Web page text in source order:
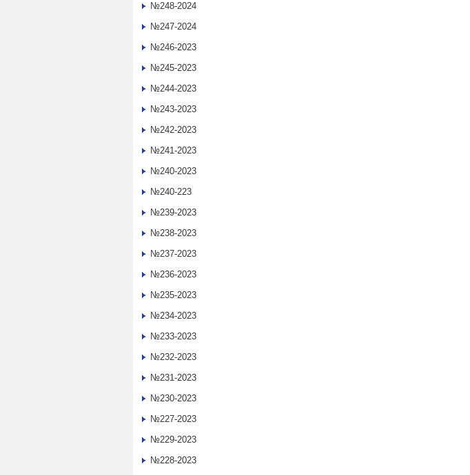
№248-2024
№247-2024
№246-2023
№245-2023
№244-2023
№243-2023
№242-2023
№241-2023
№240-2023
№240-223
№239-2023
№238-2023
№237-2023
№236-2023
№235-2023
№234-2023
№233-2023
№232-2023
№231-2023
№230-2023
№227-2023
№229-2023
№228-2023